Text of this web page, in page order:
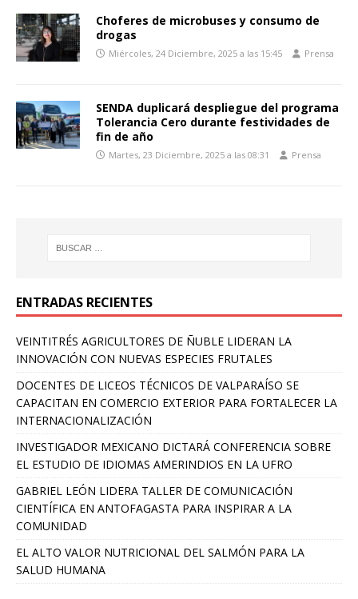
Choferes de microbuses y consumo de
drogas
Miércoles, 24 Diciembre, 2025 a las 15:45 Prensa
SENDA duplicará despliegue del programa
Tolerancia Cero durante festividades de
fin de año
Martes, 23 Diciembre, 2025 a las 08:31 Prensa
ENTRADAS RECIENTES
VEINTITRÉS AGRICULTORES DE ÑUBLE LIDERAN LA
INNOVACIÓN CON NUEVAS ESPECIES FRUTALES
DOCENTES DE LICEOS TÉCNICOS DE VALPARAÍSO SE
CAPACITAN EN COMERCIO EXTERIOR PARA FORTALECER LA
INTERNACIONALIZACIÓN
INVESTIGADOR MEXICANO DICTARÁ CONFERENCIA SOBRE
EL ESTUDIO DE IDIOMAS AMERINDIOS EN LA UFRO
GABRIEL LEÓN LIDERA TALLER DE COMUNICACIÓN
CIENTÍFICA EN ANTOFAGASTA PARA INSPIRAR A LA
COMUNIDAD
EL ALTO VALOR NUTRICIONAL DEL SALMÓN PARA LA
SALUD HUMANA